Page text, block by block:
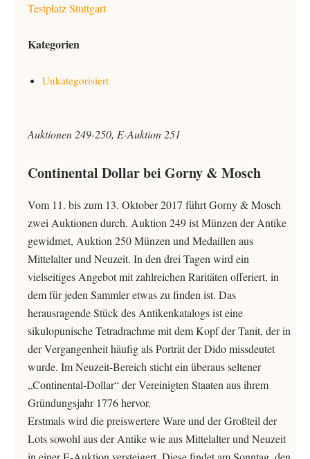
Testplatz Stuttgart
Kategorien
Unkategorisiert
Auktionen 249-250, E-Auktion 251
Continental Dollar bei Gorny & Mosch
Vom 11. bis zum 13. Oktober 2017 führt Gorny & Mosch
zwei Auktionen durch. Auktion 249 ist Münzen der Antike
gewidmet, Auktion 250 Münzen und Medaillen aus
Mittelalter und Neuzeit. In den drei Tagen wird ein
vielseitiges Angebot mit zahlreichen Raritäten offeriert, in
dem für jeden Sammler etwas zu finden ist. Das
herausragende Stück des Antikenkatalogs ist eine
sikulopunische Tetradrachme mit dem Kopf der Tanit, der in
der Vergangenheit häufig als Porträt der Dido missdeutet
wurde. Im Neuzeit-Bereich sticht ein überaus seltener
„Continental-Dollar“ der Vereinigten Staaten aus ihrem
Gründungsjahr 1776 hervor.
Erstmals wird die preiswertere Ware und der Großteil der
Lots sowohl aus der Antike wie aus Mittelalter und Neuzeit